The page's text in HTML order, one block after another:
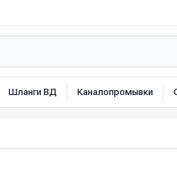
Шланги ВД Каналопромывки